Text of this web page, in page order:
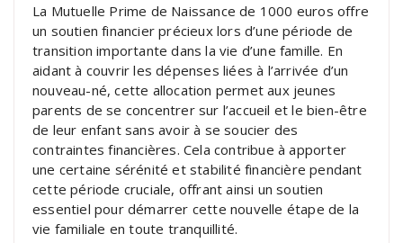
La Mutuelle Prime de Naissance de 1000 euros offre
un soutien financier précieux lors d’une période de
transition importante dans la vie d’une famille. En
aidant à couvrir les dépenses liées à l’arrivée d’un
nouveau-né, cette allocation permet aux jeunes
parents de se concentrer sur l’accueil et le bien-être
de leur enfant sans avoir à se soucier des
contraintes financières. Cela contribue à apporter
une certaine sérénité et stabilité financière pendant
cette période cruciale, offrant ainsi un soutien
essentiel pour démarrer cette nouvelle étape de la
vie familiale en toute tranquillité.